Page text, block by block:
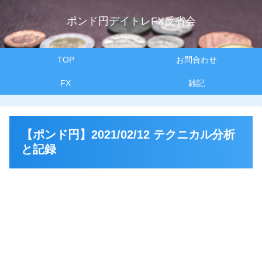
ポンド円デイトレFX反省会
TOP お問合わせ
FX 雑記
【ポンド円】2021/02/12 テクニカル分析
と記録